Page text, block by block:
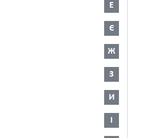
Е
Є
Ж
З
И
І